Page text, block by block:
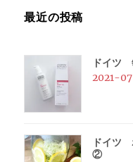
最近の投稿
ドイツ
2021-
ドイツ
②